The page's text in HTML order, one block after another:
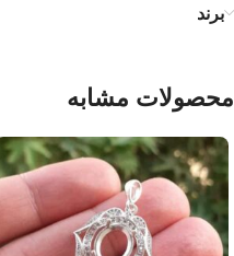
برند
محصولات مشابه